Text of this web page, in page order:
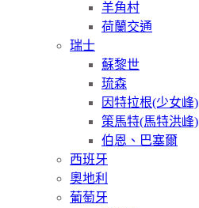
羊角村
荷蘭交通
瑞士
蘇黎世
琉森
因特拉根(少女峰)
策馬特(馬特洪峰)
伯恩、巴塞爾
西班牙
奧地利
葡萄牙